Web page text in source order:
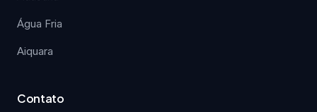
Água Fria
Aiquara
Contato